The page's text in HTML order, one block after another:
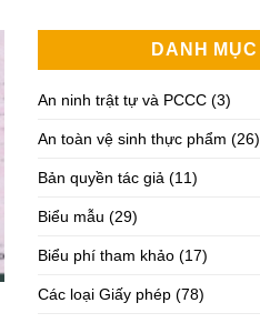
DANH MỤC
An ninh trật tự và PCCC (3)
An toàn vệ sinh thực phẩm (26)
Bản quyền tác giả (11)
Biểu mẫu (29)
Biểu phí tham khảo (17)
Các loại Giấy phép (78)